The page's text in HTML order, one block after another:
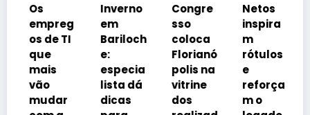
Inverno
em
Bariloch
e:
especia
lista dá
dicas
Congre
sso
coloca
polis na
vitrine
dos
Netos
inspira
m
rótulos
e
reforça
m o
O que é
“farmar
Gíria do
to vira
tema